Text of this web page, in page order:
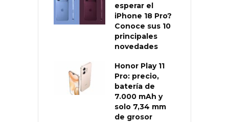
esperar el
iPhone 18 Pro?
Conoce sus 10
principales
novedades
Honor Play 11
Pro: precio,
batería de
7.000 mAh y
solo 7,34 mm
de grosor